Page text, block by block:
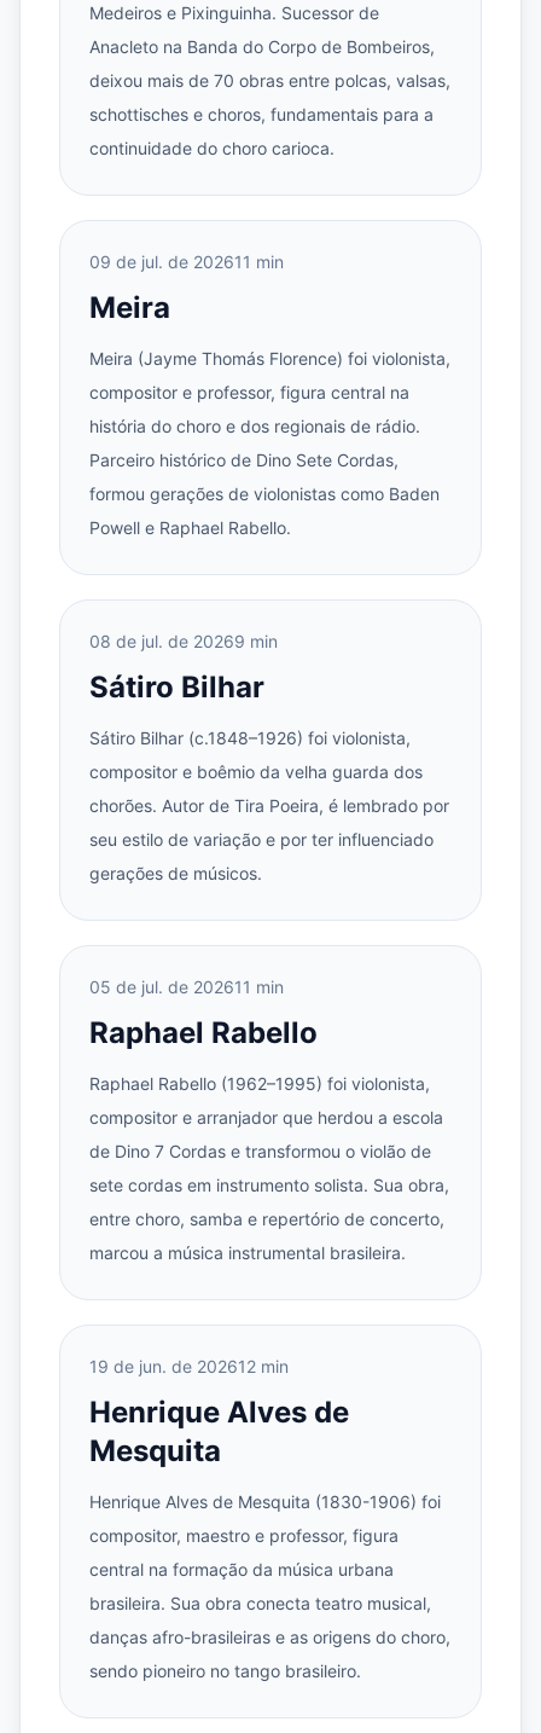
Medeiros e Pixinguinha. Sucessor de
Anacleto na Banda do Corpo de Bombeiros,
deixou mais de 70 obras entre polcas, valsas,
schottisches e choros, fundamentais para a
continuidade do choro carioca.
09 de jul. de 202611 min
Meira
Meira (Jayme Thomás Florence) foi violonista,
compositor e professor, figura central na
história do choro e dos regionais de rádio.
Parceiro histórico de Dino Sete Cordas,
formou gerações de violonistas como Baden
Powell e Raphael Rabello.
08 de jul. de 20269 min
Sátiro Bilhar
Sátiro Bilhar (c.1848–1926) foi violonista,
compositor e boêmio da velha guarda dos
chorões. Autor de Tira Poeira, é lembrado por
seu estilo de variação e por ter influenciado
gerações de músicos.
05 de jul. de 202611 min
Raphael Rabello
Raphael Rabello (1962–1995) foi violonista,
compositor e arranjador que herdou a escola
de Dino 7 Cordas e transformou o violão de
sete cordas em instrumento solista. Sua obra,
entre choro, samba e repertório de concerto,
marcou a música instrumental brasileira.
19 de jun. de 202612 min
Henrique Alves de
Mesquita
Henrique Alves de Mesquita (1830-1906) foi
compositor, maestro e professor, figura
central na formação da música urbana
brasileira. Sua obra conecta teatro musical,
danças afro-brasileiras e as origens do choro,
sendo pioneiro no tango brasileiro.